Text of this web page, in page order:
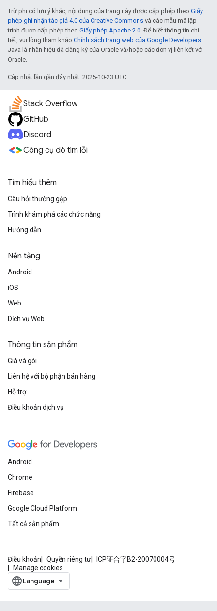
Trừ phi có lưu ý khác, nội dung của trang này được cấp phép theo Giấy
phép ghi nhận tác giả 4.0 của Creative Commons và các mẫu mã lập
trình được cấp phép theo Giấy phép Apache 2.0. Để biết thông tin chi
tiết, vui lòng tham khảo Chính sách trang web của Google Developers.
Java là nhãn hiệu đã đăng ký của Oracle và/hoặc các đơn vị liên kết với
Oracle.
Cập nhật lần gần đây nhất: 2025-10-23 UTC.
Stack Overflow
GitHub
Discord
Công cụ dò tìm lỗi
Tìm hiểu thêm
Câu hỏi thường gặp
Trình khám phá các chức năng
Hướng dẫn
Nền tảng
Android
iOS
Web
Dịch vụ Web
Thông tin sản phẩm
Giá và gói
Liên hệ với bộ phận bán hàng
Hỗ trợ
Điều khoản dịch vụ
Android
Chrome
Firebase
Google Cloud Platform
Tất cả sản phẩm
Điều khoản Quyền riêng tư
ICP证合字B2-20070004号
Manage cookies